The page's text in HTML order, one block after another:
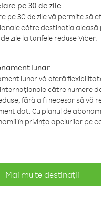
pe 30 de zile
pe 30 de zile vă permite să
către destinația aleasă
zile la tarifele reduse Viber.
lunar
lunar vă oferă
către numere
fără a fi necesar să vă
dat. Cu planul de
în privința apelurilor pe
Mai multe destinații